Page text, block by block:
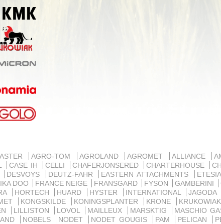
AGRO-TOM AGROLAND AGROMET ALLIANCE
CASE IH CELLI CHAFERJONSERED CHARTERHOUSE
DESVOYS DEUTZ-FAHR EASTERN ATTACHMENTS ETESIA
DOO FRANCE NEIGE FRANSGARD FYSON GAMBERINI
HORTECH HUARD HYSTER INTERNATIONAL JAGODA
KONGSKILDE KONINGSPLANTER KRONE KRUKOWIAK
LILLISTON LOVOL MAILLEUX MARSKTIG
MASCHIO
NOBELS NODET NODET GOUGIS PAM PELICAN